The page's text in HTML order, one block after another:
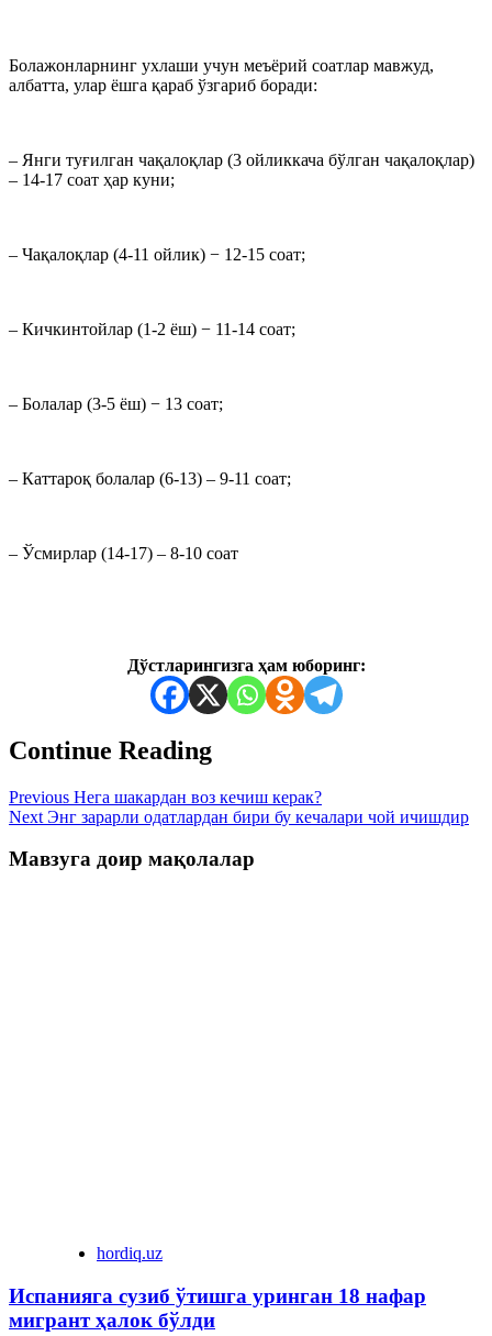
Болажонларнинг ухлаши учун меъёрий соатлар мавжуд,
албатта, улар ёшга қараб ўзгариб боради:
– Янги туғилган чақалоқлар (3 ойликкача бўлган чақалоқлар)
– 14-17 соат ҳар куни;
– Чақалоқлар (4-11 ойлик) − 12-15 соат;
– Кичкинтойлар (1-2 ёш) − 11-14 соат;
– Болалар (3-5 ёш) − 13 соат;
– Каттароқ болалар (6-13) – 9-11 соат;
– Ўсмирлар (14-17) – 8-10 соат
Дўстларингизга ҳам юборинг:
Continue Reading
Previous Нега шакардан воз кечиш керак?
Next Энг зарарли одатлардан бири бу кечалари чой ичишдир
Мавзуга доир мақолалар
hordiq.uz
Испанияга сузиб ўтишга уринган 18 нафар
мигрант ҳалок бўлди